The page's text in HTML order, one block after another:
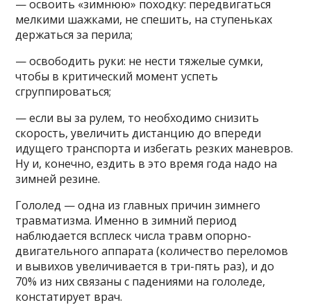
— освоить «зимнюю» походку: передвигаться
мелкими шажками, не спешить, на ступеньках
держаться за перила;
— освободить руки: не нести тяжелые сумки,
чтобы в критический момент успеть
сгруппироваться;
— если вы за рулем, то необходимо снизить
скорость, увеличить дистанцию до впереди
идущего транспорта и избегать резких маневров.
Ну и, конечно, ездить в это время года надо на
зимней резине.
Гололед — одна из главных причин зимнего
травматизма. Именно в зимний период
наблюдается всплеск числа травм опорно-
двигательного аппарата (количество переломов
и вывихов увеличивается в три-пять раз), и до
70% из них связаны с падениями на гололеде,
констатирует врач.